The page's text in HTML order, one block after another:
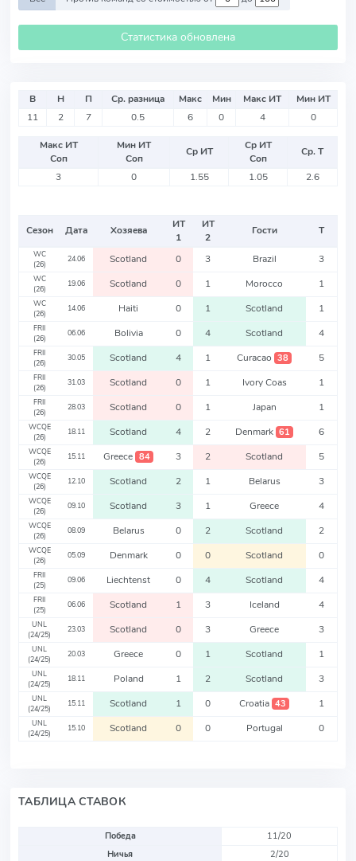
Статистика обновлена
В Н П Ср. разница Макс Мин Макс ИТ
Мин ИТ
11
2 7 0.5 6 0 4 0
Макс ИТ
Соп
Мин ИТ
Соп
Ср ИТ
Ср ИТ
Соп
Ср. Т
3
0 1.55 1.05 2.6
Сезон Дата Хозяева
ИТ
1
ИТ
2
Гости Т
WC
(26)
24.06 Scotland 0 3 Brazil 3
WC
(26)
19.06 Scotland 0 1 Morocco 1
WC
(26)
14.06 Haiti 0 1 Scotland 1
FRII
(26)
06.06 Bolivia 0 4 Scotland 4
FRII
(26)
30.05 Scotland 4 1 Curacao 38 5
FRII
(26)
31.03 Scotland 0 1 Ivory Coas 1
FRII
(26)
28.03 Scotland 0 1 Japan 1
WCQE
(26)
18.11 Scotland 4 2 Denmark 61 6
WCQE
(26)
15.11 Greece 84 3 2 Scotland 5
WCQE
(26)
12.10 Scotland 2 1 Belarus 3
WCQE
(26)
09.10 Scotland 3 1 Greece 4
WCQE
(26)
08.09 Belarus 0 2 Scotland 2
WCQE
(26)
05.09 Denmark 0 0 Scotland 0
FRII
(25)
09.06 Liechtenst 0 4 Scotland 4
FRII
(25)
06.06 Scotland 1 3 Iceland 4
UNL
(24/25)
23.03 Scotland 0 3 Greece 3
UNL
(24/25)
20.03 Greece 0 1 Scotland 1
UNL
(24/25)
18.11 Poland 1 2 Scotland 3
UNL
(24/25)
15.11 Scotland 1 0 Croatia 43 1
UNL
(24/25)
15.10 Scotland 0 0 Portugal 0
ТАБЛИЦА СТАВОК
Победа
11/20
Ничья
2/20